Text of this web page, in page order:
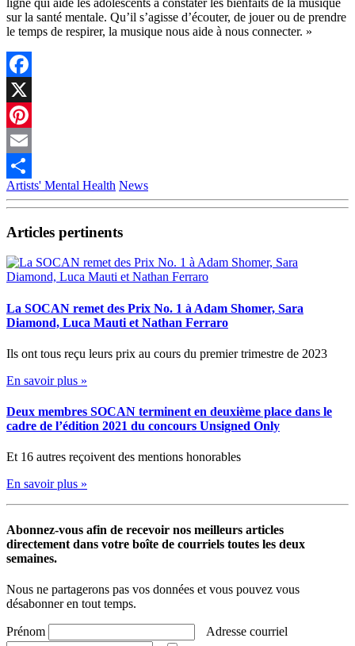
sur la santé mentale. Qu’il s’agisse d’écouter, de jouer ou de prendre
le temps de respirer, la musique nous aide à nous connecter. »
Facebook
X
Pinterest
Email
Partager
Artists' Mental Health News
Articles pertinents
La SOCAN remet des Prix No. 1 à Adam Shomer, Sara
Diamond, Luca Mauti et Nathan Ferraro
Ils ont tous reçu leurs prix au cours du premier trimestre de 2023
En savoir plus »
Deux membres SOCAN terminent en deuxième place dans le
cadre de l’édition 2021 du concours Unsigned Only
Et 16 autres reçoivent des mentions honorables
En savoir plus »
Abonnez-vous afin de recevoir nos meilleurs articles
directement dans votre boîte de courriels toutes les deux
semaines.
Nous ne partagerons pas vos données et vous pouvez vous
désabonner en tout temps.
Prénom Adresse courriel